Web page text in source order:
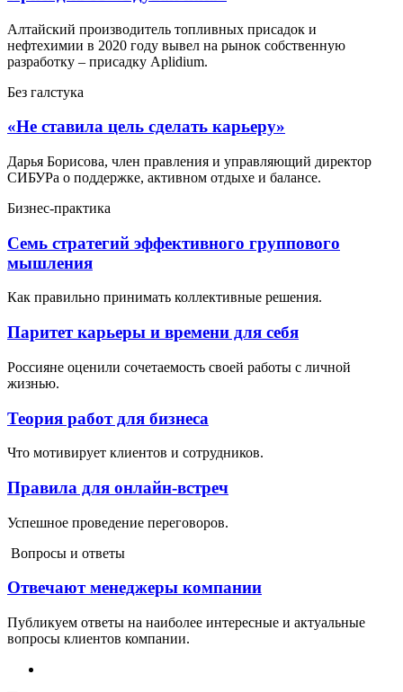
Алтайский производитель топливных присадок и
нефтехимии в 2020 году вывел на рынок собственную
разработку – присадку Aplidium.
Без галстука
«Не ставила цель сделать карьеру»
Дарья Борисова, член правления и управляющий директор
СИБУРа о поддержке, активном отдыхе и балансе.
Бизнес-практика
Семь стратегий эффективного группового
мышления
Как правильно принимать коллективные решения.
Паритет карьеры и времени для себя
Россияне оценили сочетаемость своей работы с личной
жизнью.
Теория работ для бизнеса
Что мотивирует клиентов и сотрудников.
Правила для онлайн-встреч
Успешное проведение переговоров.
Вопросы и ответы
Отвечают менеджеры компании
Публикуем ответы на наиболее интересные и актуальные
вопросы клиентов компании.